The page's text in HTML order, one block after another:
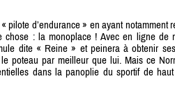
pilote d’endurance » en ayant
chose : la monoplace ! Avec en ligne
dite « Reine » et peinera à obtenir
poteau par meilleur que lui. Mais ce
dans la panoplie du sportif de